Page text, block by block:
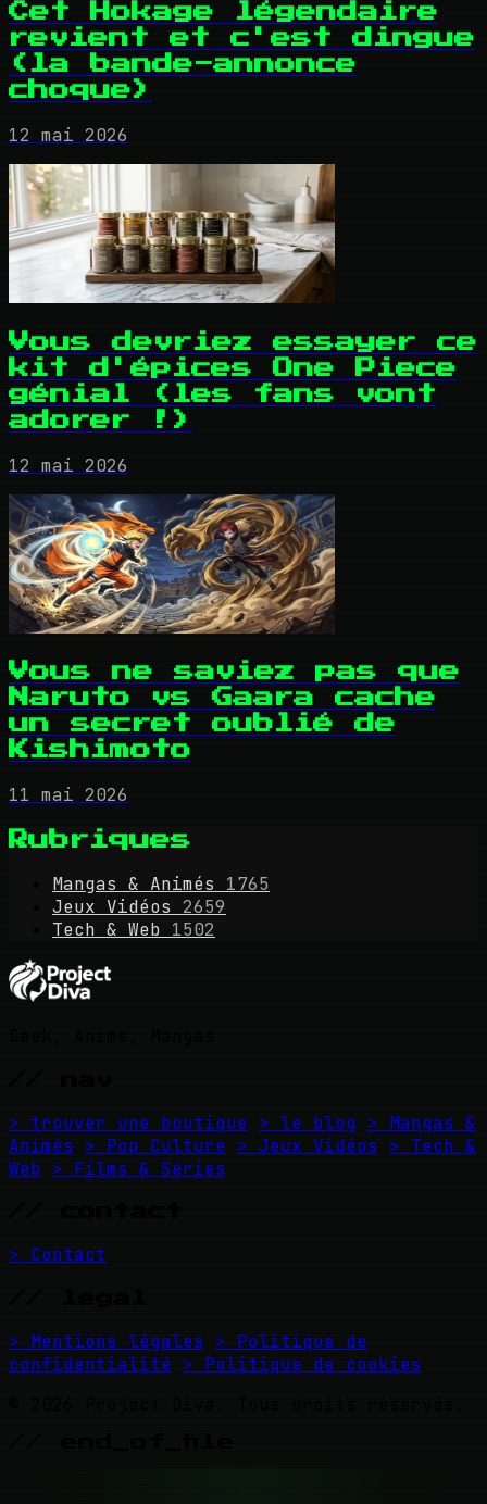
Cet Hokage légendaire
revient et c'est dingue
(la bande-annonce
choque)
12 mai 2026
Vous devriez essayer ce
kit d'épices One Piece
génial (les fans vont
adorer !)
12 mai 2026
Vous ne saviez pas que
Naruto vs Gaara cache
un secret oublié de
Kishimoto
11 mai 2026
Rubriques
Mangas & Animés
1765
Jeux Vidéos
2659
Tech & Web 1502
> trouver une boutique > le blog > Mangas &
Animés
> Pop Culture > Jeux Vidéos
> Tech &
Web > Films & Séries
> Contact
> Mentions légales
> Politique de
confidentialité > Politique de cookies